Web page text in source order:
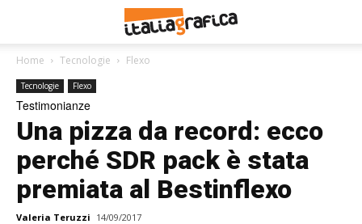
Home Tecnologie Flexo
Tecnologie Flexo
Testimonianze
Una pizza da record: ecco
perché SDR pack è stata
premiata al Bestinflexo
Valeria Teruzzi 14/09/2017